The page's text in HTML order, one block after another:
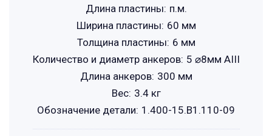
Длина пластины: п.м.
Ширина пластины: 60 мм
Толщина пластины: 6 мм
Количество и диаметр анкеров: 5 ⌀8мм АIII
Длина анкеров: 300 мм
Вес: 3.4 кг
Обозначение детали: 1.400-15.B1.110-09